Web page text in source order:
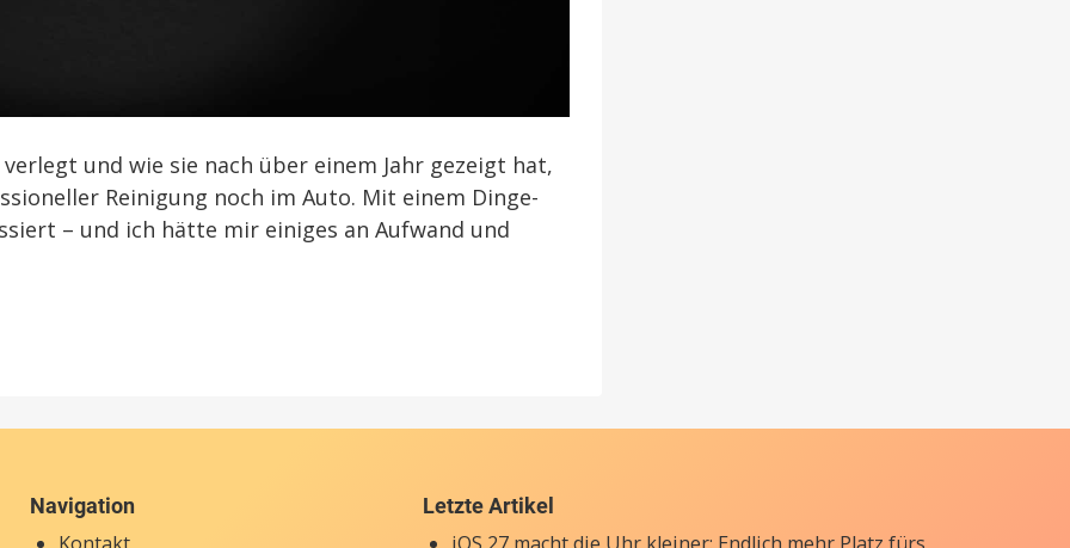
und wie sie nach über einem Jahr gezeigt hat,
Reinigung noch im Auto. Mit einem Dinge-
– und ich hätte mir einiges an Aufwand und
Navigation Letzte Artikel